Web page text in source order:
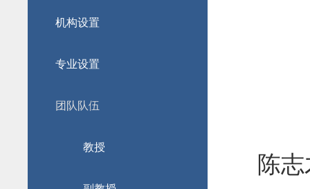
机构设置
专业设置
团队队伍
教授
陈